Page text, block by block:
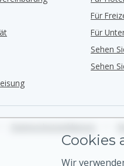
Für
Für
Sehen
Sehen
Cookies
Wir